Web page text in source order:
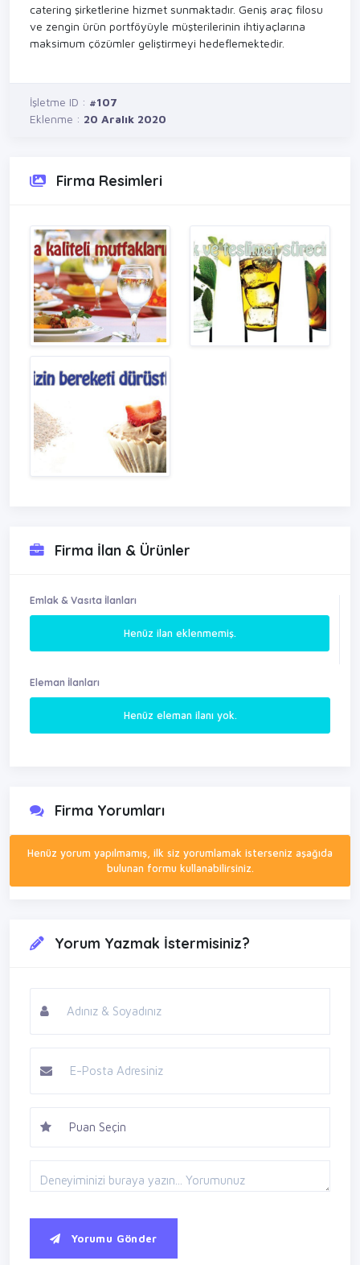
catering şirketlerine hizmet sunmaktadır. Geniş araç filosu
ve zengin ürün portföyüyle müşterilerinin ihtiyaçlarına
maksimum çözümler geliştirmeyi hedeflemektedir.
İşletme ID : #107
Eklenme : 20 Aralık 2020
Firma Resimleri
Firma İlan & Ürünler
Emlak & Vasıta İlanları
Henüz ilan eklenmemiş.
Eleman İlanları
Henüz eleman ilanı yok.
Firma Yorumları
Henüz yorum yapılmamış, ilk siz yorumlamak isterseniz aşağıda
bulunan formu kullanabilirsiniz.
Yorum Yazmak İstermisiniz?
Yorumu Gönder